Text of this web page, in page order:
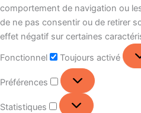
comportement de navigation ou
de ne pas consentir ou de retirer
effet négatif sur certaines
Fonctionnel
Toujours activé
Préférences
Statistiques